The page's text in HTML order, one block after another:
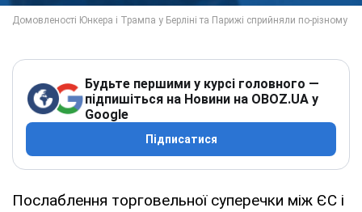
Будьте першими у курсі головного —
підпишіться на Новини на OBOZ.UA у
Google
Підписатися
Послаблення торговельної суперечки між ЄС і